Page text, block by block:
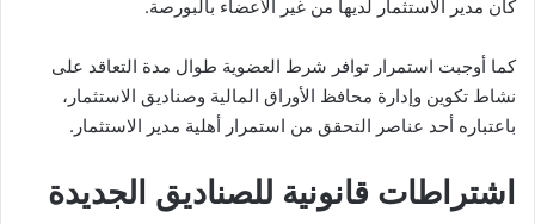
كان مدير الاستثمار لديها من غير الأعضاء بالبورصة.
كما أوجبت استمرار توافر شرط العضوية طوال مدة التعاقد على
نشاط تكوين وإدارة محافظ الأوراق المالية وصناديق الاستثمار،
باعتباره أحد عناصر التحقق من استمرار أهلية مدير الاستثمار.
اشتراطات قانونية للصناديق الجديدة